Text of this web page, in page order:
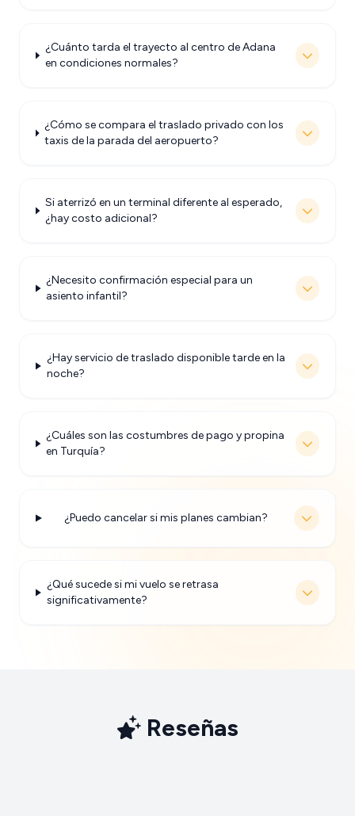
¿Cuánto tarda el trayecto al centro de Adana
en condiciones normales?
¿Cómo se compara el traslado privado con los
taxis de la parada del aeropuerto?
Si aterrizó en un terminal diferente al esperado,
¿hay costo adicional?
¿Necesito confirmación especial para un
asiento infantil?
¿Hay servicio de traslado disponible tarde en la
noche?
¿Cuáles son las costumbres de pago y propina
en Turquía?
¿Puedo cancelar si mis planes cambian?
¿Qué sucede si mi vuelo se retrasa
significativamente?
Reseñas